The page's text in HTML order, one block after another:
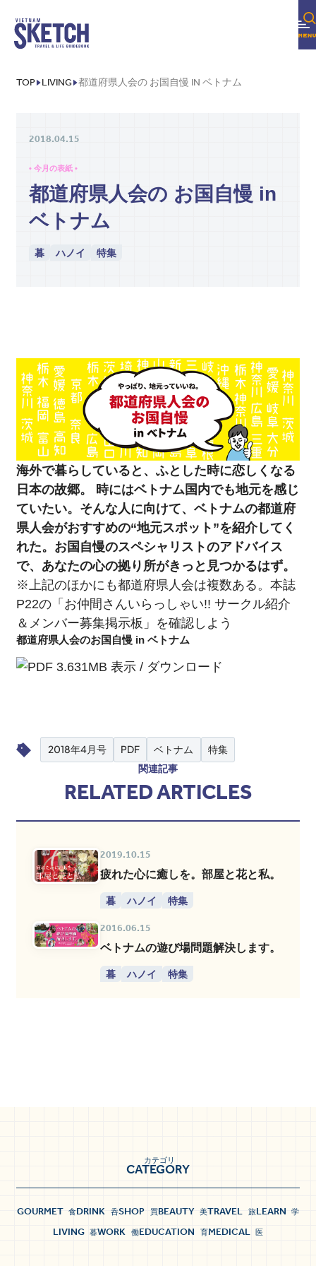
TOWN INFO
美容
FEATURE
SERIES
FOLLOW US!
TOP LIVING 都道府県人会の お国自慢 IN ベトナム
2018.04.15
• 今月の表紙 •
都道府県人会の お国自慢 in
ベトナム
暮 ハノイ 特集
海外で暮らしていると、ふとした時に恋しくなる
日本の故郷。 時にはベトナム国内でも地元を感じ
ていたい。そんな人に向けて、ベトナムの都道府
県人会がおすすめの“地元スポット”を紹介してく
れた。お国自慢のスペシャリストのアドバイス
で、あなたの心の拠り所がきっと見つかるはず。
※上記のほかにも都道府県人会は複数ある。本誌
P22の「お仲間さんいらっしゃい!! サークル紹介
＆メンバー募集掲示板」を確認しよう
都道府県人会のお国自慢 in ベトナム
3.631MB 表示/ ダウンロード
2018年4月号 PDF ベトナム 特集
関連記事
RELATED ARTICLES
2019.10.15
疲れた心に癒しを。部屋と花と私。
暮 ハノイ 特集
2016.06.15
ベトナムの遊び場問題解決します。
暮 ハノイ 特集
CATEGORY
カテゴリ
GOURMET 食DRINK 呑SHOP 買BEAUTY 美TRAVEL 旅LEARN 学
LIVING 暮WORK 働EDUCATION 育MEDICAL 医